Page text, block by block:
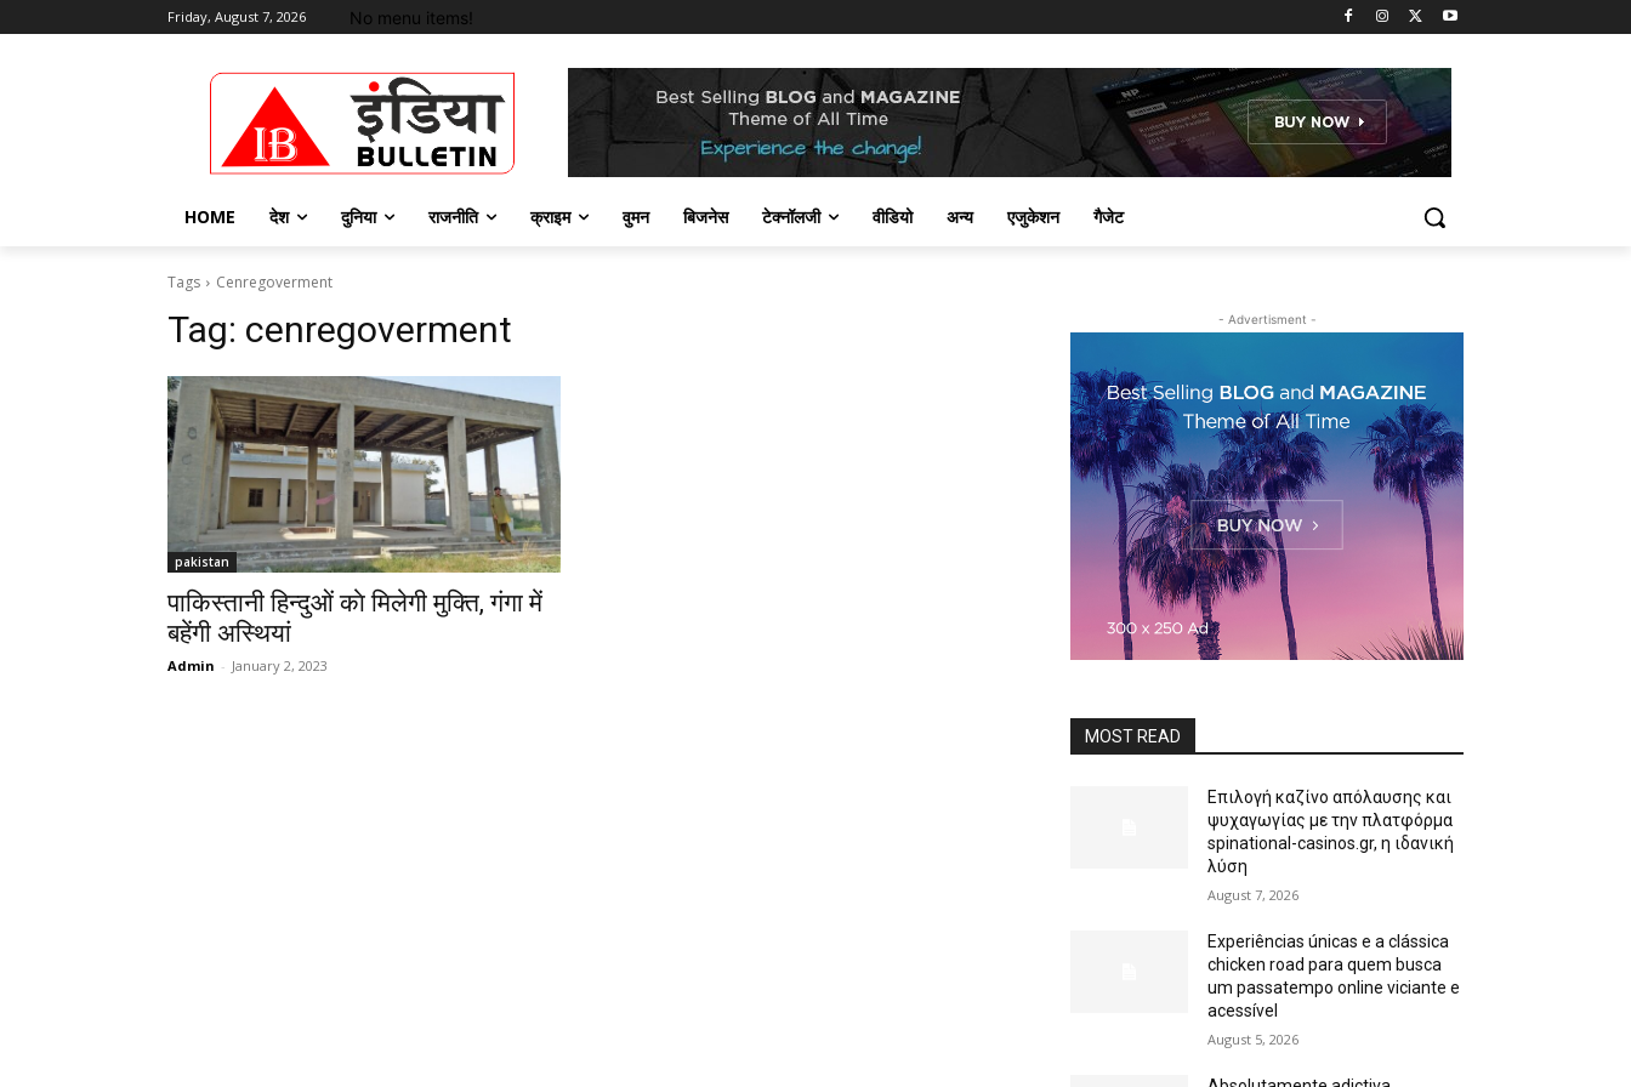
Friday, August 7, 2026 No menu items!
HOME देश दुनिया राजनीति क्राइम वुमन बिजनेस टेक्नॉलजी वीडियो अन्य एजुकेशन गैजेट
Tags Cenregoverment
Tag: cenregoverment
pakistan
पाकिस्तानी हिन्दुओं काे मिलेगी मुक्ति, गंगा में
बहेंगी अस्थियां
Admin - January 2, 2023
- Advertisment -
MOST READ
Επιλογή καζίνο απόλαυσης και
ψυχαγωγίας με την πλατφόρμα
spinational-casinos.gr, η ιδανική
λύση
August 7, 2026
Experiências únicas e a clássica
chicken road para quem busca
um passatempo online viciante e
acessível
August 5, 2026